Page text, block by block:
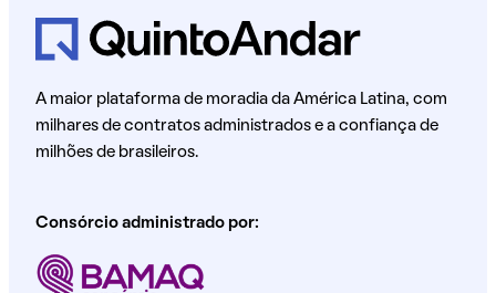
A maior plataforma de moradia da América Latina, com
milhares de contratos administrados e a confiança de
milhões de brasileiros.
Consórcio administrado por: